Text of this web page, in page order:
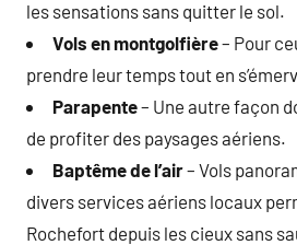
les sensations sans quitter le sol.
Vols en montgolfière– Pour
prendre leur temps tout en
Parapente– Une autre façon
de profiter des paysages aériens.
Baptême de l’air– Vols
divers services aériens locaux
Rochefort depuis les cieux sans